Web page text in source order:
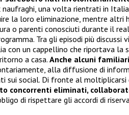
naufraghi, una volta rientrati in
la loro eliminazione, mentre altri
o parenti conosciuti durante il
Tra gli episodi più discussi
un cappellino che riportava la
a casa. Anche alcuni
alla diffusione di
sui social. Di fronte al moltiplicarsi
concorrenti eliminati,
di rispettare gli accordi di